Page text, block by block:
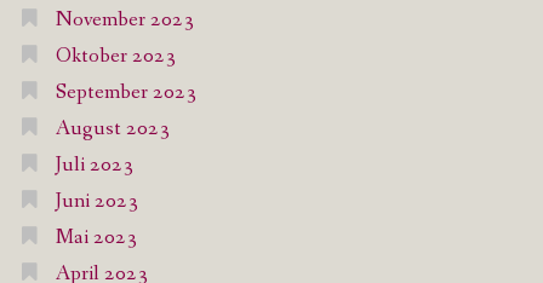
November 2023
Oktober 2023
September 2023
August 2023
Juli 2023
Juni 2023
Mai 2023
April 2023